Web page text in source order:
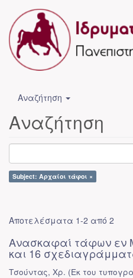
Αναζήτηση
Αναζήτηση
Subject: Αρχαίοι τάφοι ×
Αποτελέσματα 1-2 από 2
Ανασκαφαί τάφων εν
και 16
Τσούντας, Χρ. (Εκ του